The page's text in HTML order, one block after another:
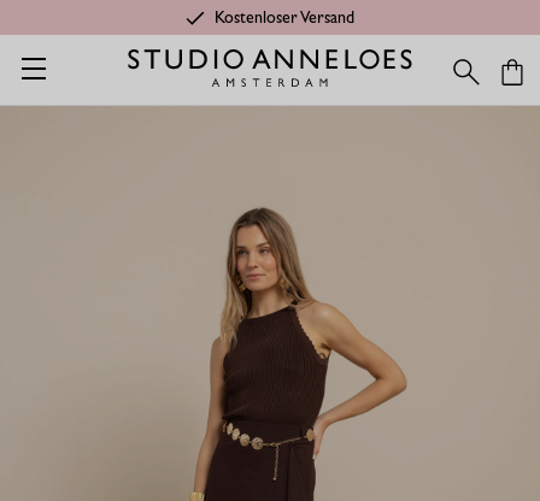
Kostenloser Versand
Startseite Confident gift Maisy rock - espresso